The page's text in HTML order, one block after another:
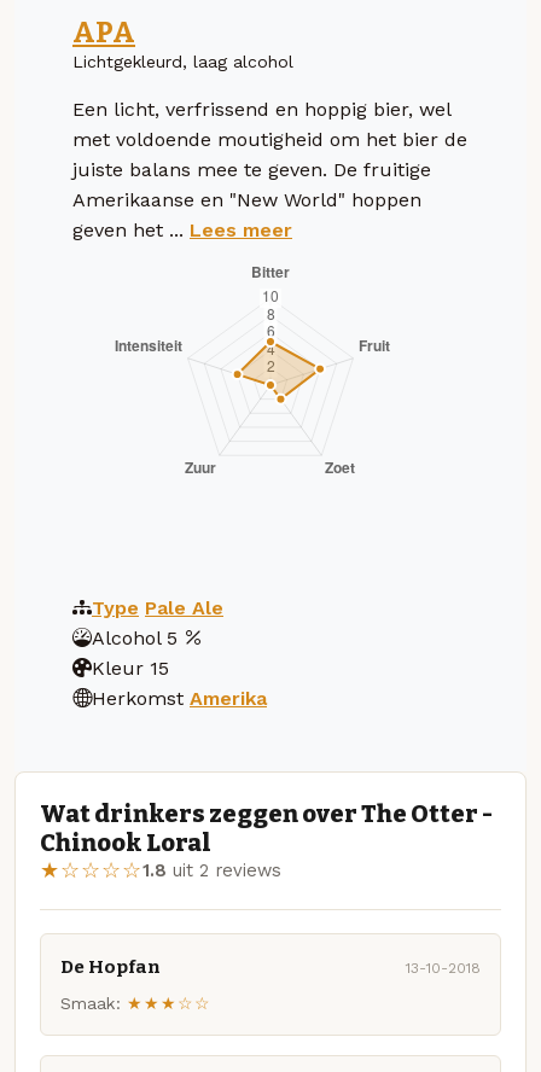
APA
Lichtgekleurd, laag alcohol
Een licht, verfrissend en hoppig bier, wel
met voldoende moutigheid om het bier de
juiste balans mee te geven. De fruitige
Amerikaanse en "New World" hoppen
geven het ... Lees meer
Type Pale Ale
Alcohol 5
Kleur 15
Herkomst Amerika
Wat drinkers zeggen over The Otter -
Chinook Loral
★☆☆☆☆1.8 uit 2 reviews
De Hopfan 13-10-2018
Smaak: ★★★☆☆